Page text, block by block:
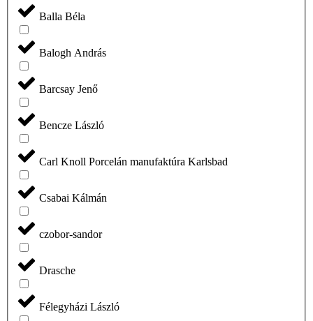
Balla Béla
Balogh András
Barcsay Jenő
Bencze László
Carl Knoll Porcelán manufaktúra Karlsbad
Csabai Kálmán
czobor-sandor
Drasche
Félegyházi László